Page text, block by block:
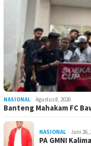
NASIONAL Agustus 8, 2026
Banteng Mahakam FC
NASIONAL Juni 26,
PA GMNI